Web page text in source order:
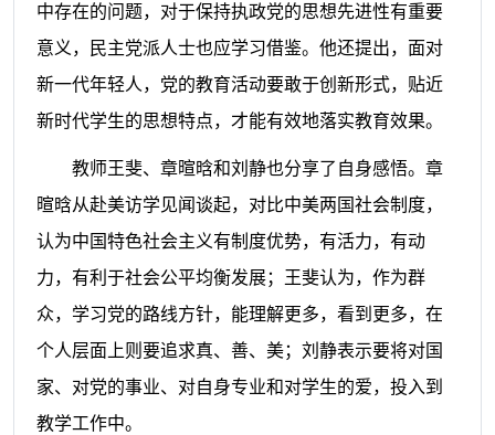
中存在的问题，对于保持执政党的思想先进性有重要
意义，民主党派人士也应学习借鉴。他还提出，面对
新一代年轻人，党的教育活动要敢于创新形式，贴近
新时代学生的思想特点，才能有效地落实教育效果。
教师王斐、章暄晗和刘静也分享了自身感悟。章
暄晗从赴美访学见闻谈起，对比中美两国社会制度，
认为中国特色社会主义有制度优势，有活力，有动
力，有利于社会公平均衡发展；王斐认为，作为群
众，学习党的路线方针，能理解更多，看到更多，在
个人层面上则要追求真、善、美；刘静表示要将对国
家、对党的事业、对自身专业和对学生的爱，投入到
教学工作中。